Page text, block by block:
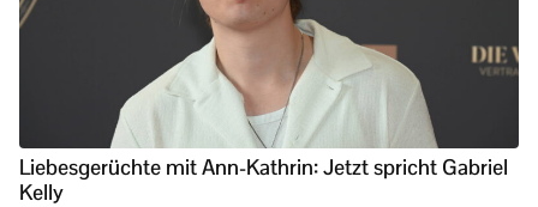
Liebesgerüchte mit Ann-Kathrin: Jetzt spricht Gabriel
Kelly